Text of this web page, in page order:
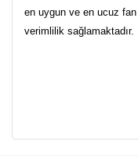
en uygun ve en ucuz
verimlilik sağlamaktadır.